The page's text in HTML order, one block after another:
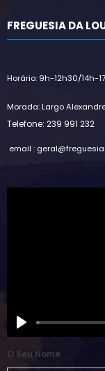
FREGUESIA DA
Horário: 9h-12h30/14h-
Morada: Largo
Telefone: 239 991 232
email :
O Seu Nome